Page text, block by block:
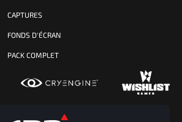
CAPTURES
FONDS D'ÉCRAN
PACK COMPLET